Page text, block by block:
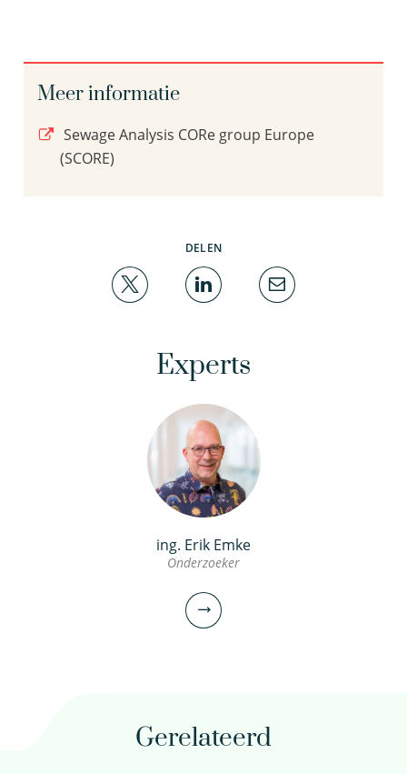
Meer informatie
Sewage Analysis CORe group Europe
(SCORE)
DELEN
Experts
ing. Erik Emke
Onderzoeker
Gerelateerd